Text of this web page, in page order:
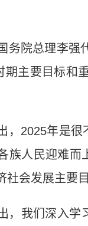
务院总理李强
期主要目标
，2025年是
族人民迎难
社会发展主要
，我们深入学